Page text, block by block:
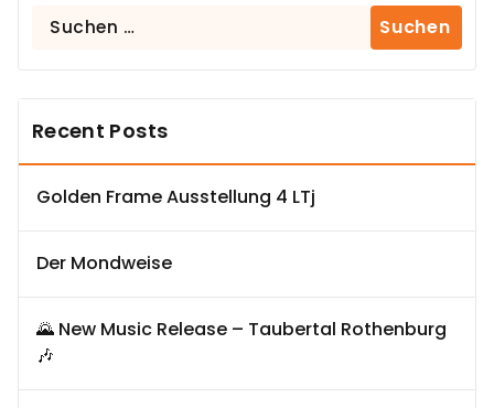
Suchen
Recent Posts
Golden Frame Ausstellung 4 LTj
Der Mondweise
🌄 New Music Release – Taubertal Rothenburg
🎶